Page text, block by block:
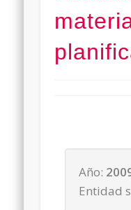
Año:
Entidad